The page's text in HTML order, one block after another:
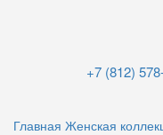
+7 (812)
Главная Женская